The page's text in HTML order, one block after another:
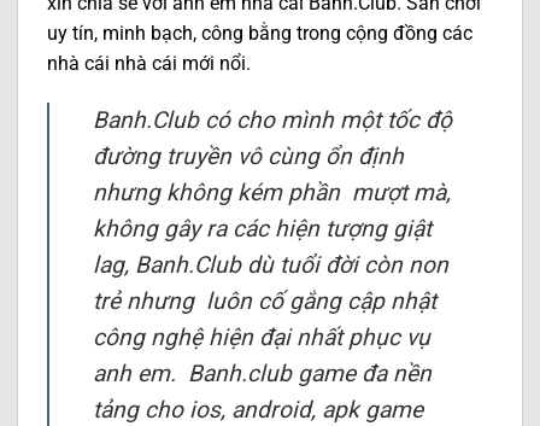
uy tín, minh bạch, công bằng trong cộng đồng các
nhà cái nhà cái mới nổi.
Banh.Club có cho mình một tốc độ
đường truyền vô cùng ổn định
nhưng không kém phần mượt mà,
không gây ra các hiện tượng giật
lag, Banh.Club dù tuổi đời còn non
trẻ nhưng luôn cố gắng cập nhật
công nghệ hiện đại nhất phục vụ
anh em. Banh.club game đa nền
tảng cho ios, android, apk game